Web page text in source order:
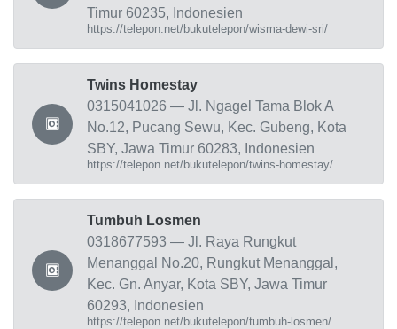
Timur 60235, Indonesien
https://telepon.net/bukutelepon/wisma-dewi-sri/
Twins Homestay
0315041026 — Jl. Ngagel Tama Blok A
No.12, Pucang Sewu, Kec. Gubeng, Kota
SBY, Jawa Timur 60283, Indonesien
https://telepon.net/bukutelepon/twins-homestay/
Tumbuh Losmen
0318677593 — Jl. Raya Rungkut
Menanggal No.20, Rungkut Menanggal,
Kec. Gn. Anyar, Kota SBY, Jawa Timur
60293, Indonesien
https://telepon.net/bukutelepon/tumbuh-losmen/